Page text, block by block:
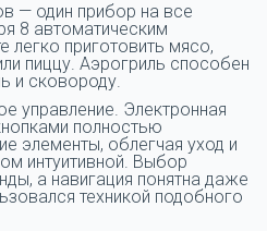
— один прибор на все
8 автоматическим
приготовить мясо,
пиццу. Аэрогриль способен
и сковороду.
управление. Электронная
полностью
элементы, облегчая уход и
интуитивной. Выбор
а навигация понятна даже
техникой подобного